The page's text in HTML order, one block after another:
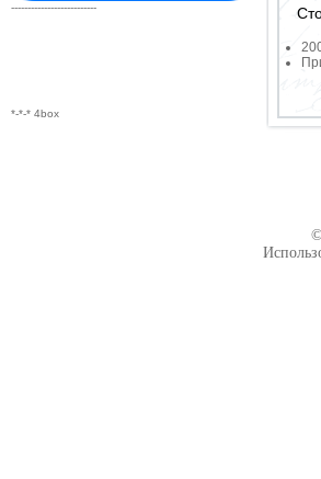
--------------------------
*-*-* 4box